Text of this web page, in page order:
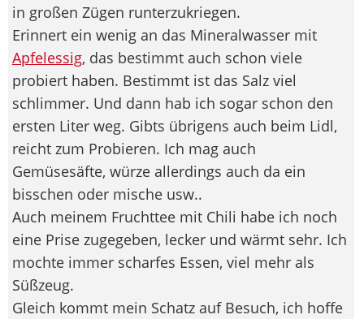
in großen Zügen runterzukriegen.
Erinnert ein wenig an das Mineralwasser mit
Apfelessig, das bestimmt auch schon viele
probiert haben. Bestimmt ist das Salz viel
schlimmer. Und dann hab ich sogar schon den
ersten Liter weg. Gibts übrigens auch beim Lidl,
reicht zum Probieren. Ich mag auch
Gemüsesäfte, würze allerdings auch da ein
bisschen oder mische usw..
Auch meinem Fruchttee mit Chili habe ich noch
eine Prise zugegeben, lecker und wärmt sehr. Ich
mochte immer scharfes Essen, viel mehr als
Süßzeug.
Gleich kommt mein Schatz auf Besuch, ich hoffe